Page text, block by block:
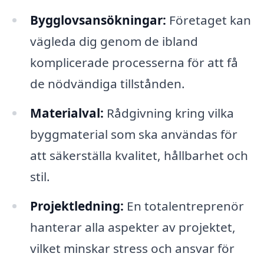
Bygglovsansökningar: Företaget kan
vägleda dig genom de ibland
komplicerade processerna för att få
de nödvändiga tillstånden.
Materialval: Rådgivning kring vilka
byggmaterial som ska användas för
att säkerställa kvalitet, hållbarhet och
stil.
Projektledning: En totalentreprenör
hanterar alla aspekter av projektet,
vilket minskar stress och ansvar för